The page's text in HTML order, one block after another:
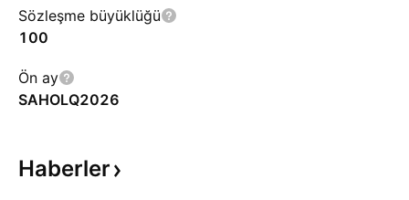
Sözleşme büyüklüğü
100
Ön ay
SAHOLQ2026
Haberler